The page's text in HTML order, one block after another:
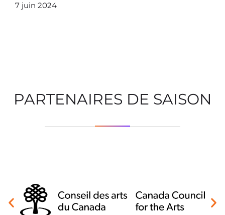
7 juin 2024
PARTENAIRES DE SAISON